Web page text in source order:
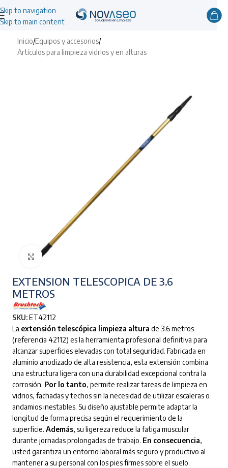
Skip to navigation
Skip to main content
Inicio/Equipos y accesorios/
Artículos para limpieza vidrios y en alturas
Clic para ampliar
EXTENSION TELESCOPICA DE 3.6
METROS
SKU:ET42112
La extensión telescópica limpieza altura de 3.6 metros
(referencia 42112) es la herramienta profesional definitiva para
alcanzar superficies elevadas con total seguridad. Fabricada en
aluminio anodizado de alta resistencia, esta extensión combina
una estructura ligera con una durabilidad excepcional contra la
corrosión. Por lo tanto, permite realizar tareas de limpieza en
vidrios, fachadas y techos sin la necesidad de utilizar escaleras o
andamios inestables. Su diseño ajustable permite adaptar la
longitud de forma precisa según el requerimiento de la
superficie. Además, su ligereza reduce la fatiga muscular
durante jornadas prolongadas de trabajo. En consecuencia,
usted garantiza un entorno laboral más seguro y productivo al
mantener a su personal con los pies firmes sobre el suelo.